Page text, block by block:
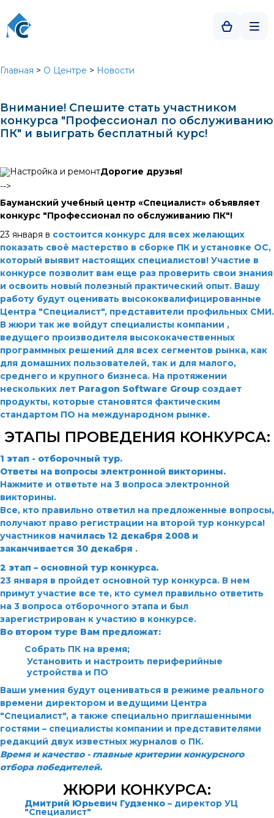
Главная > О Центре > Новости
Внимание! Спешите стать участником
конкурса "Профессионал по обслуживанию
ПК" и выиграть бесплатный курс!
Дорогие друзья!
-->
Бауманский учебный центр «Специалист» объявляет
конкурс "Профессионал по обслуживанию ПК"!
23 января в состоится конкурс для всех желающих
показать своё мастерство в сборке ПК и установке ОС,
который выявит настоящих специалистов! Участие в
конкурсе позволит вам еще раз проверить свои знания
и освоить новый полезный практический опыт. Вашу
работу будут оценивать высококвалифицированные
Центра "Специалист", представители профильных СМИ.
В жюри так же войдут специалисты компании ,
ведущего производителя высококачественных
программных решений для всех сегментов рынка, как
для домашних пользователей, так и для малого,
среднего и крупного бизнеса. На протяжении
нескольких лет Paragon Software Group создает
продукты, которые становятся фактическим
стандартом ПО на международном рынке.
ЭТАПЫ ПРОВЕДЕНИЯ КОНКУРСА:
1 этап - отборочный тур.
Ответы на вопросы электронной викторины.
Нажмите и ответьте на 3 вопроса электронной
викторины.
Все, кто правильно ответил на предложенные вопросы,
получают право регистрации на второй тур конкурса!
участников начилась 12 декабря 2008 и
заканчивается 30 декабря .
2 этап – основной тур конкурса.
23 января в пройдет основной тур конкурса. В нем
примут участие все те, кто сумел правильно ответить
на 3 вопроса отборочного этапа и был
зарегистрирован к участию в конкурсе.
Во втором туре Вам предложат:
Собрать ПК на время;
Установить и настроить периферийные
устройства и ПО
Ваши умения будут оцениваться в режиме реального
времени директором и ведущими Центра
"Специалист", а также специально приглашенными
гостями – специалисты компании и представителями
редакций двух известных журналов о ПК.
Время и качество - главные критерии конкурсного
отбора победителей.
ЖЮРИ КОНКУРСА:
Дмитрий Юрьевич Гудзенко – директор УЦ
"Специалист"